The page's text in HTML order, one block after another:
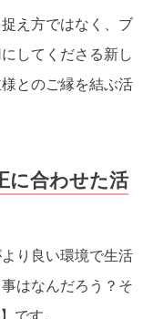
え方ではなく、ブ
してくださる新し
とのご縁を結ぶ活
に合わせた活
り良い環境で生活
はなんだろう？そ
です。